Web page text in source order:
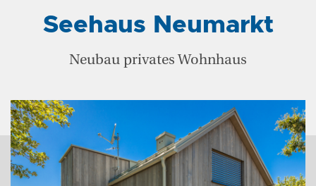
WIR PLANEN
UNTERNEHMEN
REFERENZEN
Seehaus Neumarkt
Neubau privates Wohnhaus